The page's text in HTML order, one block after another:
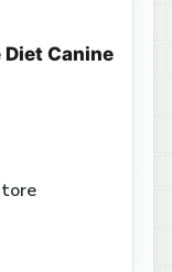
Canine